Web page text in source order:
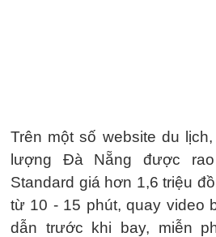
Trên một số website du
lượng Đà Nẵng được
Standard giá hơn 1,6 triệu
từ 10 - 15 phút, quay video
dẫn trước khi bay, miễn